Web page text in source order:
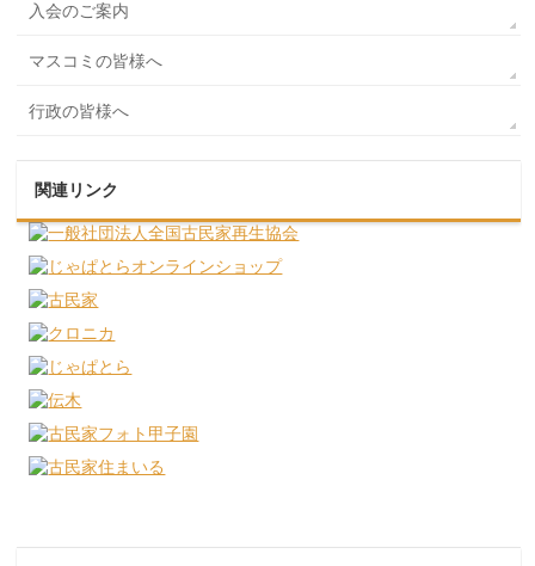
入会のご案内
マスコミの皆様へ
行政の皆様へ
関連リンク